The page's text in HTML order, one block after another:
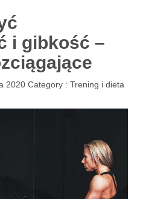
i gibkość –
2020 Category : Trening i dieta